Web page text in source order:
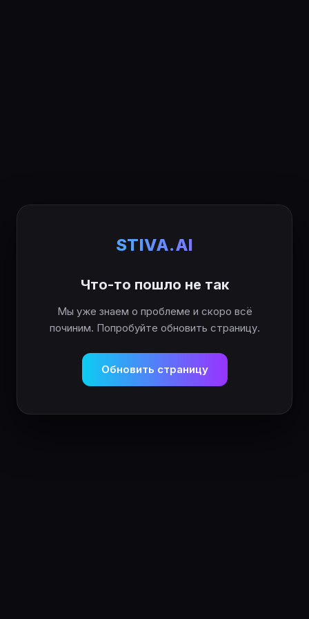
STIVA.AI
Что-то пошло не так
Мы уже знаем о проблеме и скоро всё
починим. Попробуйте обновить страницу.
Обновить страницу